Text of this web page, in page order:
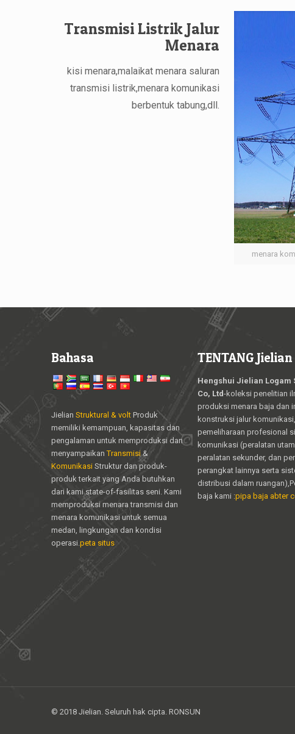
Transmisi Listrik Jalur
Menara
kisi menara,malaikat menara saluran
transmisi listrik,menara komunikasi
berbentuk tabung,dll.
menara
Bahasa
Jielian Struktural & volt Produk
memiliki kemampuan, kapasitas dan
pengalaman untuk memproduksi dan
menyampaikanTransmisi&
Komunikasi Struktur dan produk-
produk terkait yang Anda butuhkan
dari kami state-of-fasilitas seni. Kami
memproduksi menara transmisi dan
menara komunikasi untuk semua
medan, lingkungan dan kondisi
operasi.peta situs
TENTANG Jielian
Hengshui Jielian Logam
Co, Ltd-koleksi penelitian
produksi menara baja dan
konstruksi jalur komunikasi,
pemeliharaan profesional
komunikasi (peralatan
peralatan sekunder, dan
perangkat lainnya serta
distribusi dalam
baja kami :pipa baja abter
© 2018 Jielian. Seluruh hak cipta. RONSUN